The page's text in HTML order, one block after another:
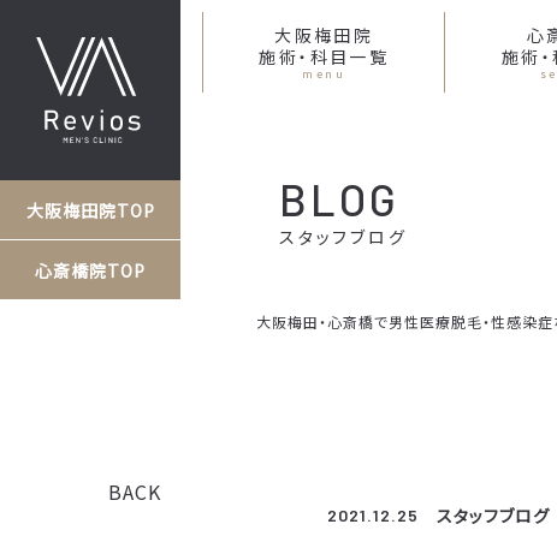
大阪梅田院
施術・科目一覧
menu
心
施術
大阪梅田院TOP
心斎橋院TOP
BLOG
スタッフブログ
大阪梅田・心斎橋で男性医療脱毛・性感染
BACK
2021.12.25 スタッフブログ